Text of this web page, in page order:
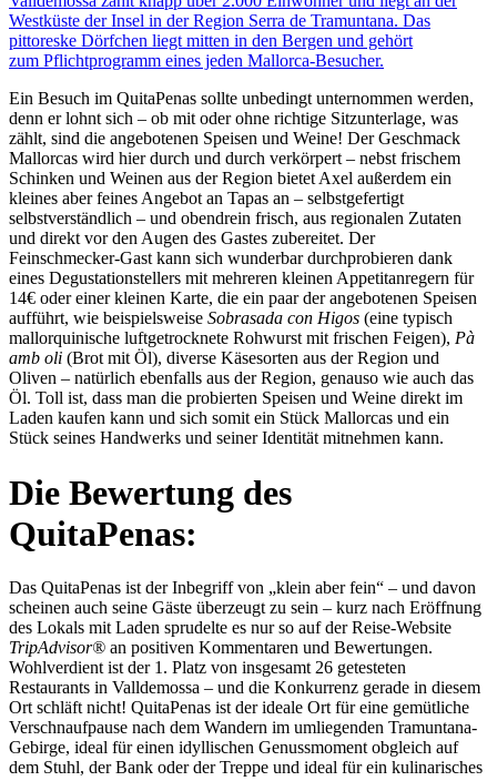
Westküste der Insel in der Region Serra de Tramuntana. Das
pittoreske Dörfchen liegt mitten in den Bergen und gehört
zum Pflichtprogramm eines jeden Mallorca-Besucher.
Ein Besuch im QuitaPenas sollte unbedingt unternommen werden,
denn er lohnt sich – ob mit oder ohne richtige Sitzunterlage, was
zählt, sind die angebotenen Speisen und Weine! Der Geschmack
Mallorcas wird hier durch und durch verkörpert – nebst frischem
Schinken und Weinen aus der Region bietet Axel außerdem ein
kleines aber feines Angebot an Tapas an – selbstgefertigt
selbstverständlich – und obendrein frisch, aus regionalen Zutaten
und direkt vor den Augen des Gastes zubereitet. Der
Feinschmecker-Gast kann sich wunderbar durchprobieren dank
eines Degustationstellers mit mehreren kleinen Appetitanregern für
14€ oder einer kleinen Karte, die ein paar der angebotenen Speisen
aufführt, wie beispielsweise Sobrasada con Higos (eine typisch
mallorquinische luftgetrocknete Rohwurst mit frischen Feigen), Pà
amb oli (Brot mit Öl), diverse Käsesorten aus der Region und
Oliven – natürlich ebenfalls aus der Region, genauso wie auch das
Öl. Toll ist, dass man die probierten Speisen und Weine direkt im
Laden kaufen kann und sich somit ein Stück Mallorcas und ein
Stück seines Handwerks und seiner Identität mitnehmen kann.
Die Bewertung des
QuitaPenas:
Das QuitaPenas ist der Inbegriff von „klein aber fein“ – und davon
scheinen auch seine Gäste überzeugt zu sein – kurz nach Eröffnung
des Lokals mit Laden sprudelte es nur so auf der Reise-Website
TripAdvisor® an positiven Kommentaren und Bewertungen.
Wohlverdient ist der 1. Platz von insgesamt 26 getesteten
Restaurants in Valldemossa – und die Konkurrenz gerade in diesem
Ort schläft nicht! QuitaPenas ist der ideale Ort für eine gemütliche
Verschnaufpause nach dem Wandern im umliegenden Tramuntana-
Gebirge, ideal für einen idyllischen Genussmoment obgleich auf
dem Stuhl, der Bank oder der Treppe und ideal für ein kulinarisches